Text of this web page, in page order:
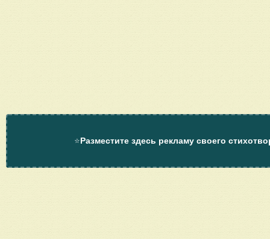
⭐Разместите здесь рекламу своего